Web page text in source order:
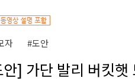
자 #도안
] 가단 발리 버킷햇